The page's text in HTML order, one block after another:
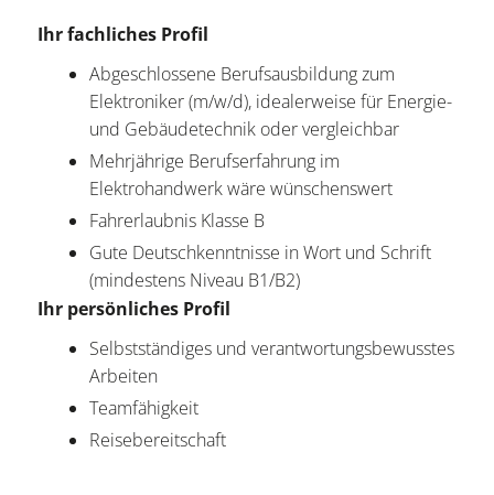
Ihr fachliches Profil
Abgeschlossene Berufsausbildung zum
Elektroniker (m/w/d), idealerweise für Energie-
und Gebäudetechnik oder vergleichbar
Mehrjährige Berufserfahrung im
Elektrohandwerk wäre wünschenswert
Fahrerlaubnis Klasse B
Gute Deutschkenntnisse in Wort und Schrift
(mindestens Niveau B1/B2)
Ihr persönliches Profil
Selbstständiges und verantwortungsbewusstes
Arbeiten
Teamfähigkeit
Reisebereitschaft